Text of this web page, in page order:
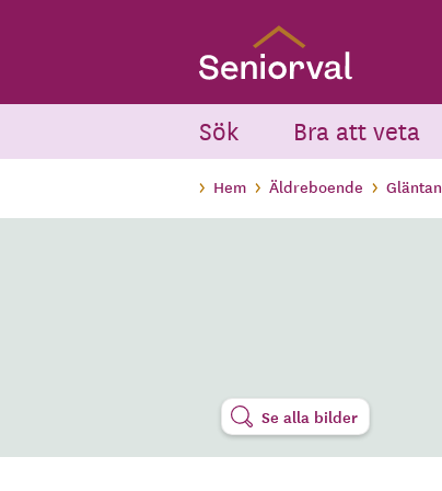
Sök Bra att veta
Hem Äldreboende Gläntan
Se alla bilder